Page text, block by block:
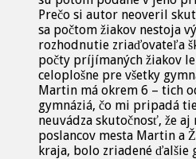
Prečo si autor neoveril
sa počtom žiakov nestoja
rozhodnutie zriaďovateľa
počty príjímaných žiakov
celoplošne pre všetky
Martin má okrem 6 – tich
gymnáziá, čo mi pripadá
neuvádza skutočnosť, že
poslancov mesta Martin a
kraja, bolo zriadené ďalšie